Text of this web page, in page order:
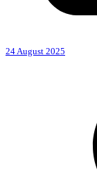
24 August 2025